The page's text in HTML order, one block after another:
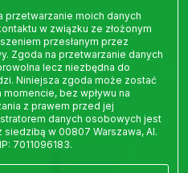
przetwarzanie moich danych
w związku ze złożonym
przesłanym przez
Zgoda na przetwarzanie danych
lecz niezbędna do
Niniejsza zgoda może zostać
momencie, bez wpływu na
z prawem przed jej
danych osobowych jest
siedzibą w 00807 Warszawa, Al.
7011096183.